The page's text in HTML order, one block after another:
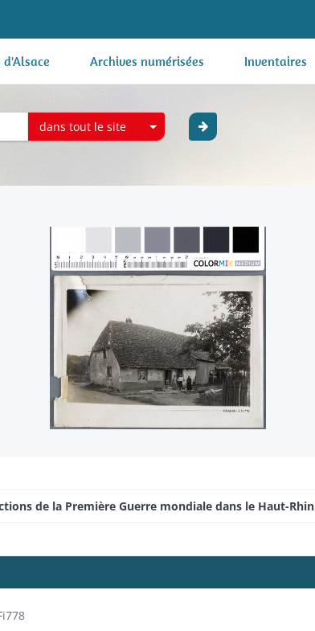
Archives numérisées Inventaires
dans tout le site
de la Première Guerre mondiale dans le Haut-Rhin